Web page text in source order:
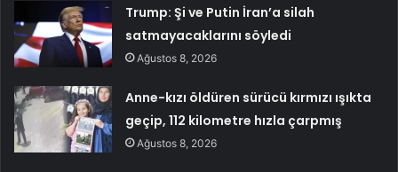
Trump: Şi ve Putin İran’a silah
satmayacaklarını söyledi
Ağustos 8, 2026
Anne-kızı öldüren sürücü kırmızı ışıkta
geçip, 112 kilometre hızla çarpmış
Ağustos 8, 2026